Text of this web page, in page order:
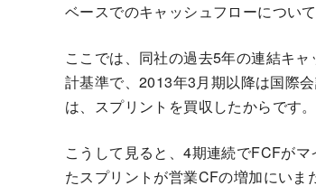
ベースでのキャッシュフローについ
ここでは、同社の過去5年の連結キ
計基準で、2013年3月期以降は国際
は、スプリントを買収したからです。
こうして見ると、4期連続でFCFが
たスプリントが営業CFの増加にいま